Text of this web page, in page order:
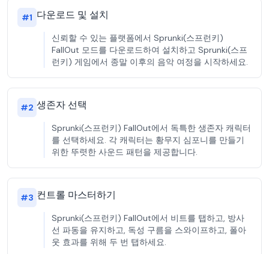
#1 다운로드 및 설치
신뢰할 수 있는 플랫폼에서 Sprunki(스프런키)
FallOut 모드를 다운로드하여 설치하고 Sprunki(스프
런키) 게임에서 종말 이후의 음악 여정을 시작하세요.
#2 생존자 선택
Sprunki(스프런키) FallOut에서 독특한 생존자 캐릭터
를 선택하세요. 각 캐릭터는 황무지 심포니를 만들기
위한 뚜렷한 사운드 패턴을 제공합니다.
#3 컨트롤 마스터하기
Sprunki(스프런키) FallOut에서 비트를 탭하고, 방사
선 파동을 유지하고, 독성 구름을 스와이프하고, 폴아
웃 효과를 위해 두 번 탭하세요.